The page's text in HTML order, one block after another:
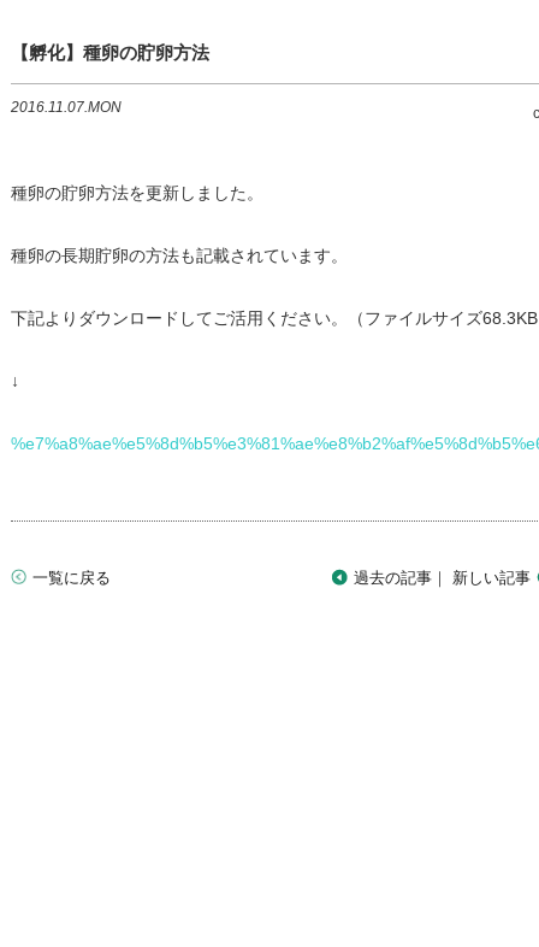
【孵化】種卵の貯卵方法
2016.11.07.MON
種卵の貯卵方法を更新しました。
種卵の長期貯卵の方法も記載されています。
下記よりダウンロードしてご活用ください。 （ファイルサイズ68.3KB
↓
一覧に戻る 過去の記事 新しい記事